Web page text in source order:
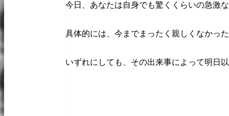
今日、あなたは自身でも驚くくらいの急激
具体的には、今までまったく親しくなかっ
いずれにしても、その出来事によって明日